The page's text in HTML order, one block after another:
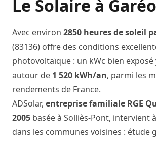
Le Solaire à
Avec environ 2850 heures de soleil
(83136) offre des conditions
photovoltaïque : un kWc bien
autour de 1 520 kWh/an, parmi les
rendements de France.
ADSolar, entreprise familiale RGE
2005 basée à Solliès-Pont, intervient
dans les communes voisines : étude